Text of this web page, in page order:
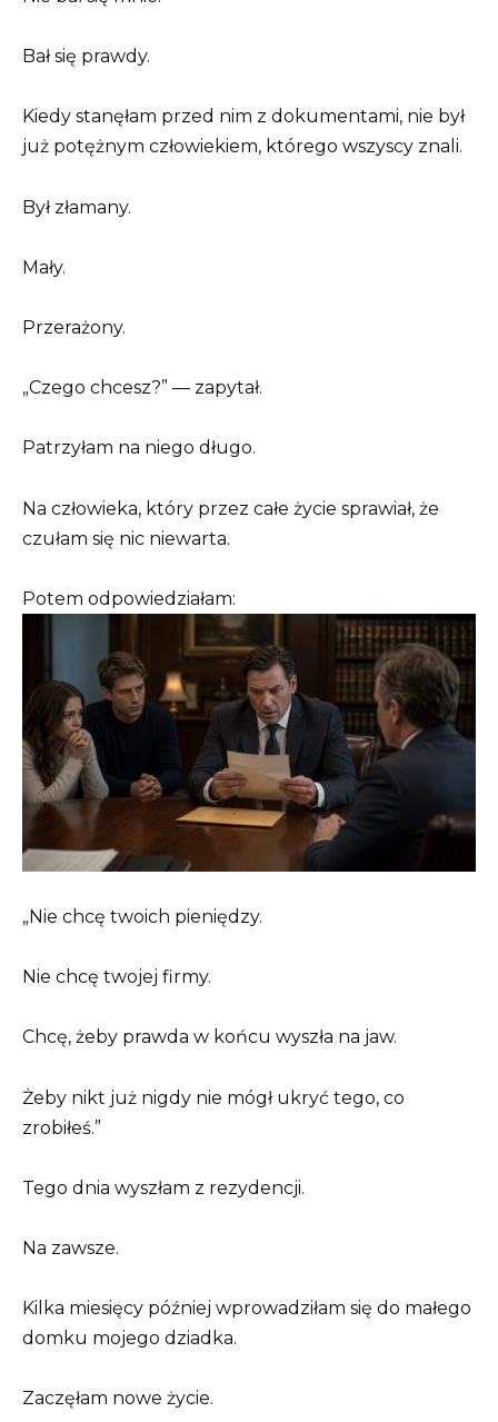
Bał się prawdy.
Kiedy stanęłam przed nim z dokumentami, nie był
już potężnym człowiekiem, którego wszyscy znali.
Był złamany.
Mały.
Przerażony.
„Czego chcesz?” — zapytał.
Patrzyłam na niego długo.
Na człowieka, który przez całe życie sprawiał, że
czułam się nic niewarta.
Potem odpowiedziałam:
„Nie chcę twoich pieniędzy.
Nie chcę twojej firmy.
Chcę, żeby prawda w końcu wyszła na jaw.
Żeby nikt już nigdy nie mógł ukryć tego, co
zrobiłeś.”
Tego dnia wyszłam z rezydencji.
Na zawsze.
Kilka miesięcy później wprowadziłam się do małego
domku mojego dziadka.
Zaczęłam nowe życie.